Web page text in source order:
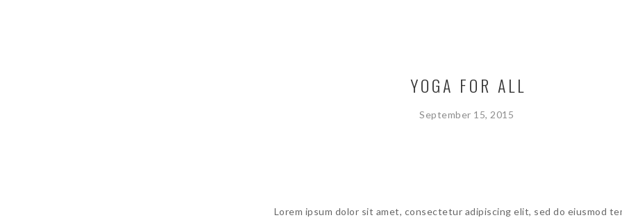
YOGA FOR ALL
September 15, 2015
Lorem ipsum dolor sit amet, consectetur adipiscing elit, sed do eiusmod